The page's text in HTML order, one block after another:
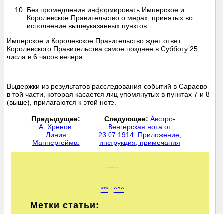
Без промедления информировать Имперское и
Королевское Правительство о мерах, принятых во
исполнение вышеуказанных пунктов.
Имперское и Королевское Правительство ждет ответ
Королевского Правительства самое позднее в Субботу 25
числа в 6 часов вечера.
Выдержки из результатов расследования событий в Сараево
в той части, которая касается лиц упомянутых в пунктах 7 и 8
(выше), прилагаются к этой ноте.
Предыдущее:
А. Хренов:
Линия
Маннергейма.
Следующее: Австро-
Венгерская нота от
23.07.1914: Приложение,
инструкция, примечания
-----
*** ^^^
Метки статьи: